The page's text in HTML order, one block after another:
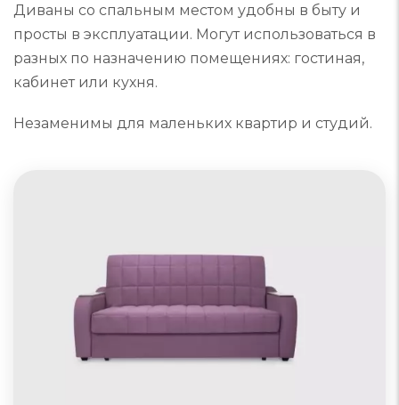
Диваны со спальным местом удобны в быту и
просты в эксплуатации. Могут использоваться в
разных по назначению помещениях: гостиная,
кабинет или кухня.
Незаменимы для маленьких квартир и студий.